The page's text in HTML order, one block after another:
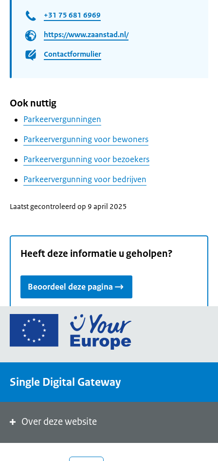
+31 75 681 6969
https://www.zaanstad.nl/
Contactformulier
Ook nuttig
Parkeervergunningen
Parkeervergunning voor bewoners
Parkeervergunning voor bezoekers
Parkeervergunning voor bedrijven
Laatst gecontroleerd op 9 april 2025
Heeft deze informatie u geholpen?
Beoordeel deze pagina
Ga
de
een
de
Single Digital Gateway
Over deze website